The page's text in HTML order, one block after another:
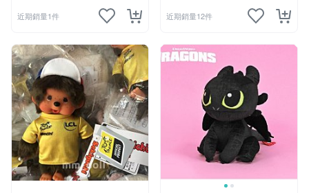
近期銷量1件 近期銷量12件